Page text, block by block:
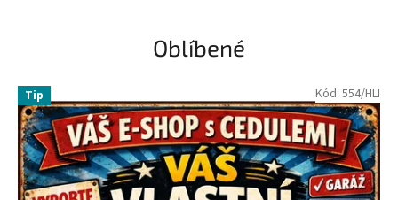
a
e
d
u
Oblíbené
Tip Kód: 554/HLI